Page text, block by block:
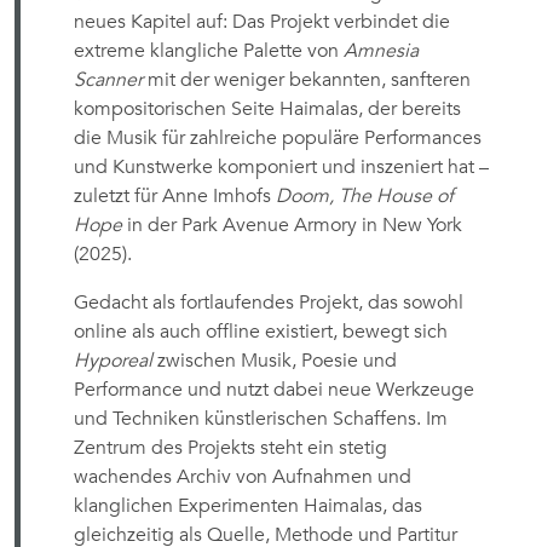
neues Kapitel auf: Das Projekt verbindet die
extreme klangliche Palette von Amnesia
Scannermit der weniger bekannten, sanfteren
kompositorischen Seite Haimalas, der bereits
die Musik für zahlreiche populäre Performances
und Kunstwerke komponiert und inszeniert hat –
zuletzt für Anne Imhofs Doom, The House of
Hopein der Park Avenue Armory in New York
(2025).
Gedacht als fortlaufendes Projekt, das sowohl
online als auch offline existiert, bewegt sich
Hyporealzwischen Musik, Poesie und
Performance und nutzt dabei neue Werkzeuge
und Techniken künstlerischen Schaffens. Im
Zentrum des Projekts steht ein stetig
wachendes Archiv von Aufnahmen und
klanglichen Experimenten Haimalas, das
gleichzeitig als Quelle, Methode und Partitur